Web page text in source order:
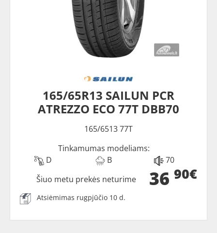
165/65R13 SAILUN PCR
ATREZZO ECO 77T DBB70
165/6513 77T
Tinkamumas modeliams:
D
B 70
36 90€
Šiuo metu prekės neturime
Atsiėmimas rugpjūčio 10 d.